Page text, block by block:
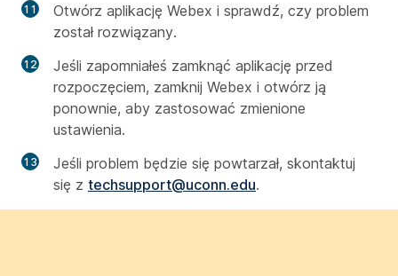
Otwórz aplikację Webex i sprawdź, czy problem
został rozwiązany.
Jeśli zapomniałeś zamknąć aplikację przed
rozpoczęciem, zamknij Webex i otwórz ją
ponownie, aby zastosować zmienione
ustawienia.
Jeśli problem będzie się powtarzał, skontaktuj
się z techsupport@uconn.edu.